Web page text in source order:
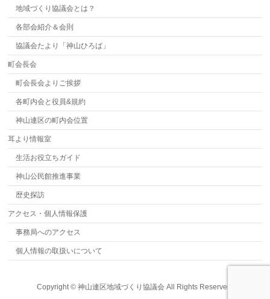
地域づくり協議会とは？
各部会紹介＆会則
協議会たより「神山ひろば」
町会長会
町会長会よりご挨拶
各町内会と役員&規約
神山連区の町内会位置
耳より情報室
生活お役立ちガイド
神山公民館推進事業
歴史探訪
アクセス・個人情報保護
事務局へのアクセス
個人情報の取扱いについて
Copyright © 神山連区地域づくり協議会All Rights Reserved.